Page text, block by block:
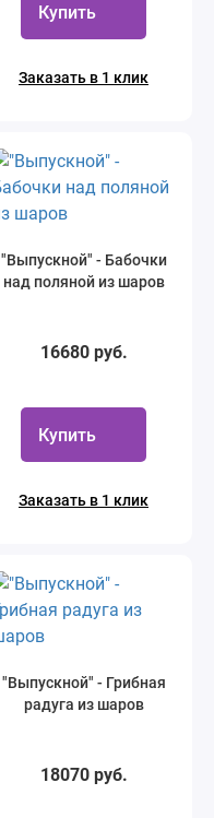
Купить
Заказать в 1 клик
"Выпускной" - Бабочки
над поляной из шаров
16680 руб.
Купить
Заказать в 1 клик
"Выпускной" - Грибная
радуга из шаров
18070 руб.